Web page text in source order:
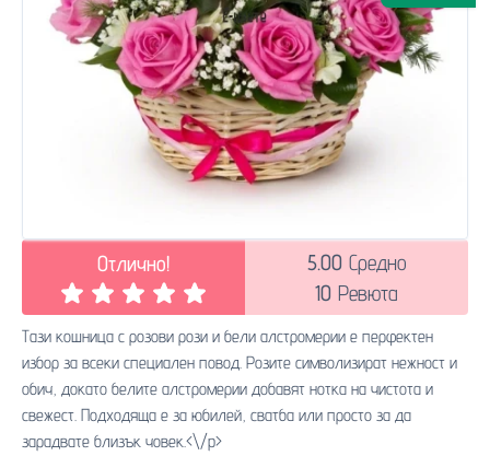
Отлично! 5.00Средно
10 Ревюта
Тази кошница с розови рози и бели алстромерии е перфектен
избор за всеки специален повод. Розите символизират нежност и
обич, докато белите алстромерии добавят нотка на чистота и
свежест. Подходяща е за юбилей, сватба или просто за да
зарадвате близък човек.<\/p>